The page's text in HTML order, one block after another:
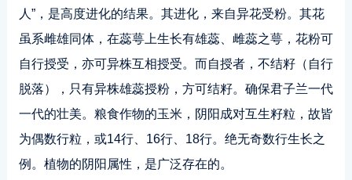
人”，是高度进化的结果。其进化，来自异花受粉。其花
虽系雌雄同体，在蕊萼上生长有雄蕊、雌蕊之萼，花粉可
自行授受，亦可异株互相授受。而自授者，不结籽（自行
脱落），只有异株雄蕊授粉，方可结籽。确保君子兰一代
一代的壮美。粮食作物的玉米，阴阳成对互生籽粒，故皆
为偶数行粒，或14行、16行、18行。绝无奇数行生长之
例。植物的阴阳属性，是广泛存在的。